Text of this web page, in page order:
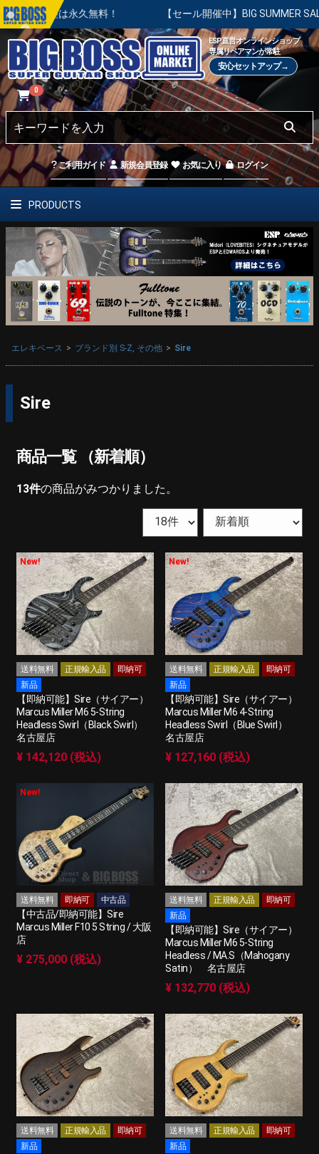
永久無料！ 【セール開催中】BIG SUMMER SALE | 対象の
ESP直営オンラインショップ
専属リペアマンが常駐
安心セットアップ→
0
ご利用ガイド 新規会員登録 お気に入り ログイン
PRODUCTS
エレキベース ブランド別 S-Z, その他 Sire
Sire
商品一覧 （新着順）
13件の商品がみつかりました。
New!
送料無料 正規輸入品
即納可
新品
【即納可能】Sire（サイアー）
Marcus Miller M6 5-String
Headless Swirl（Black Swirl）
名古屋店
¥ 142,120 (税込)
New!
送料無料 正規輸入品
即納可
新品
【即納可能】Sire（サイアー）
Marcus Miller M6 4-String
Headless Swirl（Blue Swirl）
名古屋店
¥ 127,160 (税込)
New!
送料無料 即納可 中古品
【中古品/即納可能】Sire
Marcus Miller F10 5 String / 大阪
店
¥ 275,000 (税込)
送料無料 正規輸入品
即納可
新品
【即納可能】Sire（サイアー）
Marcus Miller M6 5-String
Headless / MA.S（Mahogany
Satin） 名古屋店
¥ 132,770 (税込)
送料無料 正規輸入品
即納可
新品
送料無料 正規輸入品
即納可
新品